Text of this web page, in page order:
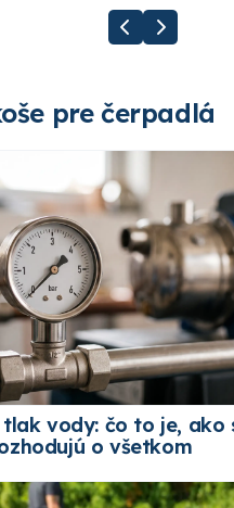
pre čerpadlá
vody: čo to je, ako
o všetkom